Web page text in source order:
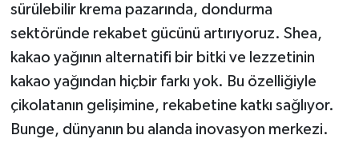
sürülebilir krema pazarında, dondurma
sektöründe rekabet gücünü artırıyoruz. Shea,
kakao yağının alternatifi bir bitki ve lezzetinin
kakao yağından hiçbir farkı yok. Bu özelliğiyle
çikolatanın gelişimine, rekabetine katkı sağlıyor.
Bunge, dünyanın bu alanda inovasyon merkezi.